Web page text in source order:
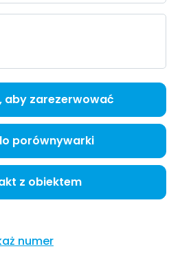
aby zarezerwować
porównywarki
z obiektem
numer